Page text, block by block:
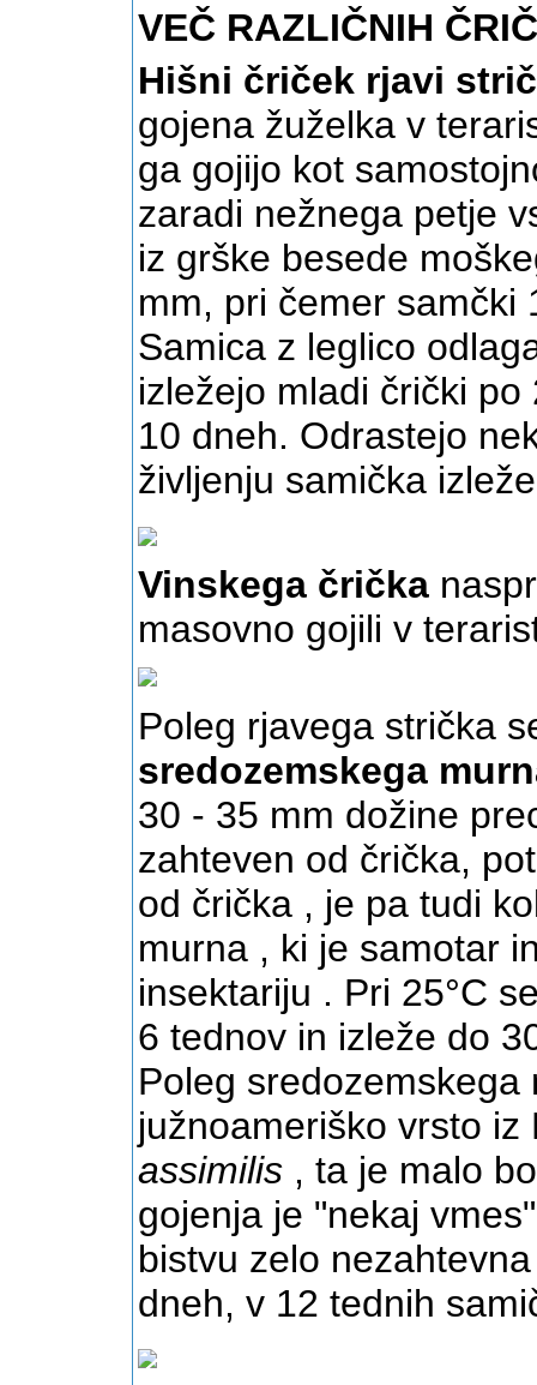
VEČ RAZLIČNIH
Hišni čriček rjavi
gojena žuželka v
ga gojijo kot
zaradi nežnega petje
iz grške besede
mm, pri čemer samčki
Samica z leglico
izležejo mladi črički
10 dneh. Odrastejo
življenju samička
Vinskega črička
masovno gojili v
Poleg rjavega strička
sredozemskega
30 - 35 mm dožine
zahteven od črička,
od črička , je pa tudi
murna , ki je samotar
insektariju . Pri 25°C
6 tednov in izleže do
Poleg
južnoameriško vrsto
assimilis , ta je malo
gojenja je "nekaj
bistvu zelo
dneh, v 12 tednih